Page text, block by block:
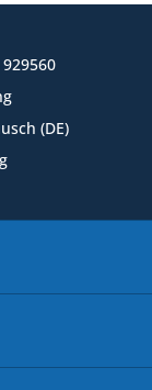
(DE)